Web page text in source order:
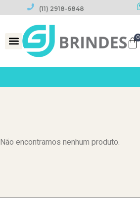
(11) 2918-6848
0
Não encontramos nenhum produto.